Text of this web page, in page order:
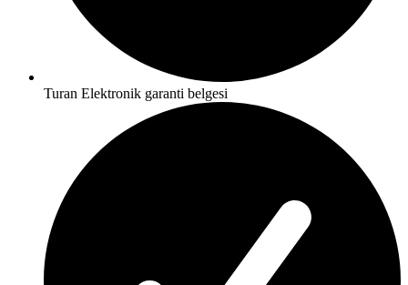
Turan Elektronik garanti belgesi